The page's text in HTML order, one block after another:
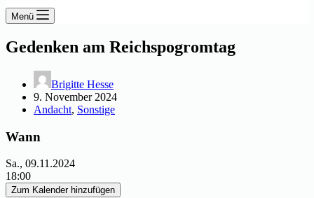
Menü
Gedenken am Reichspogromtag
Brigitte Hesse
9. November 2024
Andacht, Sonstige
Wann
Sa., 09.11.2024
18:00
Zum Kalender hinzufügen